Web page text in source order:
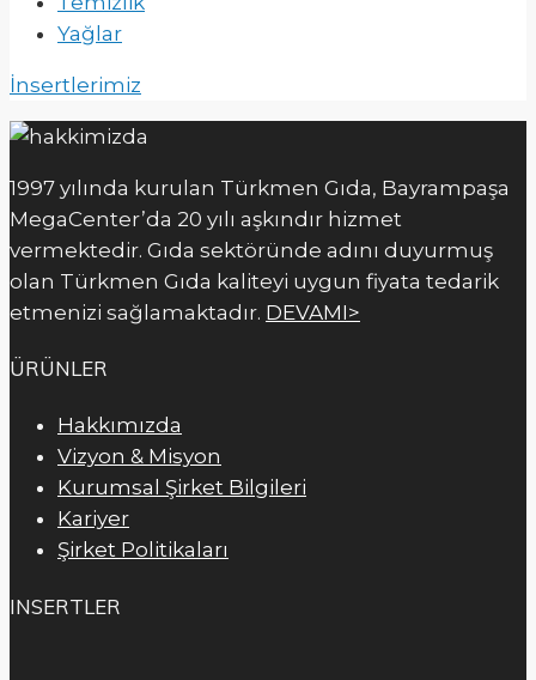
Yağlar
İnsertlerimiz
1997 yılında kurulan Türkmen Gıda, Bayrampaşa
MegaCenter’da 20 yılı aşkındır hizmet
vermektedir. Gıda sektöründe adını duyurmuş
olan Türkmen Gıda kaliteyi uygun fiyata tedarik
etmenizi sağlamaktadır. DEVAMI>
ÜRÜNLER
Hakkımızda
Vizyon & Misyon
Kurumsal Şirket Bilgileri
Kariyer
Şirket Politikaları
INSERTLER